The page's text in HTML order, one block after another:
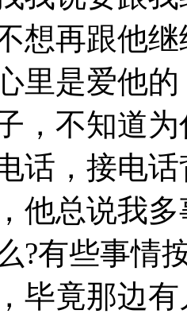
想再跟他
里是爱他
，不知道
话，接电
他总说我
?有些事情
毕竟那边